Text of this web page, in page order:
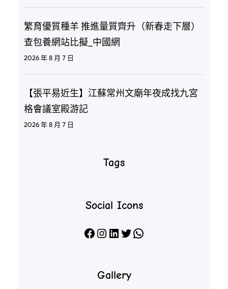
繁育優質種羊 推進量質齊升（新春走下層）
查包養網站比擬_中國網
2026 年 8 月 7 日
【張平易近生】江蘇常州文廟年夜成找九宮
格會議室殿游記
2026 年 8 月 7 日
Tags
Social Icons
Facebook Instagram LinkedIn X WhatsApp
Gallery